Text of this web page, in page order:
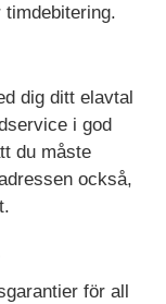
dig ditt elavtal
i god
du måste
också,
för all